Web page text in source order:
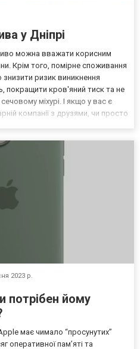
у Дніпрі
можна вважати корисним
Крім того, помірне споживання
ризик виникнення
покращити кров'яний тиск та не
міхурі. І якщо у вас є
компанії з друзями, чи просто
2023 р.
потрібен йому
має чимало “просунутих”
оперативної пам’яті та